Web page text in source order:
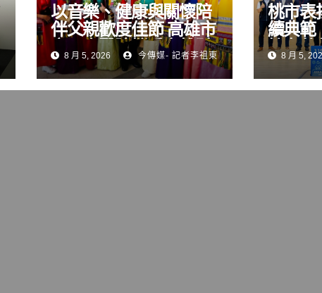
以音樂、健康與關懷陪
伴父親歡度佳節 高雄市
立鳳山醫院攜手高雄縣
醫師公會溫馨獻唱
8 月 5, 2026 今傳媒- 記者李祖東
桃市表
續典
協力共
8 月 5,